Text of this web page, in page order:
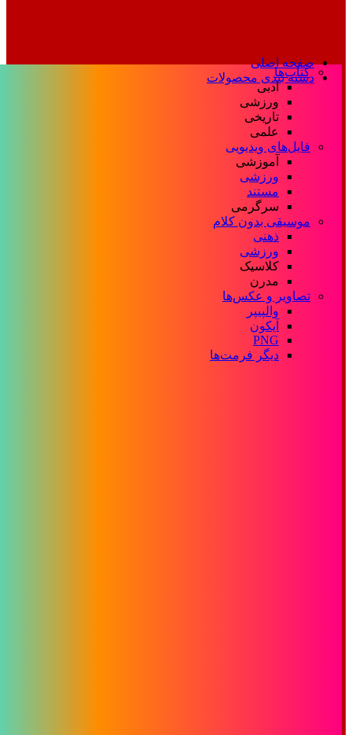
صفحه اصلی
دسته بندی محصولات
کتاب‌ها
ادبی
ورزشی
تاریخی
علمی
فایل‌های ویدیویی
آموزشی
ورزشی
مستند
سرگرمی
موسیقی بدون کلام
ذهنی
ورزشی
کلاسیک
مدرن
تصاویر و عکس‌ها
والپیپر
آیکون
PNG
دیگر فرمت‌ها